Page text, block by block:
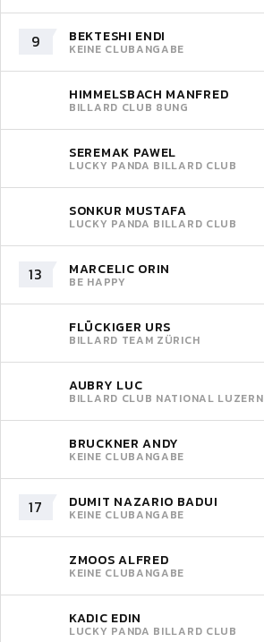
9 BEKTESHI ENDI
KEINE CLUBANGABE
HIMMELSBACH MANFRED
BILLARD CLUB 8UNG
SEREMAK PAWEL
LUCKY PANDA BILLARD CLUB
SONKUR MUSTAFA
LUCKY PANDA BILLARD CLUB
13 MARCELIC ORIN
BE HAPPY
FLÜCKIGER URS
BILLARD TEAM ZÜRICH
AUBRY LUC
BILLARD CLUB NATIONAL LUZERN
BRUCKNER ANDY
KEINE CLUBANGABE
17 DUMIT NAZARIO BADUI
KEINE CLUBANGABE
ZMOOS ALFRED
KEINE CLUBANGABE
KADIC EDIN
LUCKY PANDA BILLARD CLUB